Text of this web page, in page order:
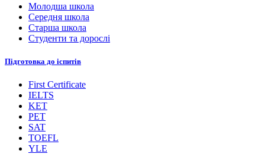
Молодша школа
Середня школа
Старша школа
Студенти та дорослі
Підготовка до іспитів
First Certificate
IELTS
KET
PET
SAT
TOEFL
YLE